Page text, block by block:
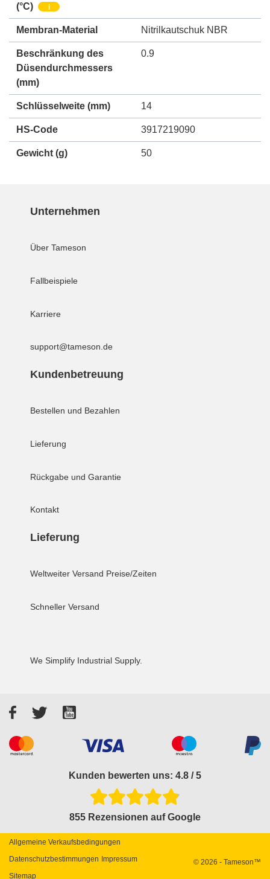
(°C)
i
Membran-Material Nitrilkautschuk NBR
Beschränkung des
Düsendurchmessers
(mm)
0.9
Schlüsselweite (mm) 14
HS-Code 3917219090
Gewicht (g) 50
Unternehmen
Über Tameson
Fallbeispiele
Karriere
support@tameson.de
Kundenbetreuung
Bestellen und Bezahlen
Lieferung
Rückgabe und Garantie
Kontakt
Lieferung
Weltweiter Versand Preise/Zeiten
Schneller Versand
We Simplify Industrial Supply.
FacebookTwitterYouTube
Kunden bewerten uns: 4.8 / 5
855 Rezensionen auf Google
Allgemeine Verkaufsbedingungen
Datenschutzbestimmungen Impressum
Sitemap
© 2026 - Tameson™